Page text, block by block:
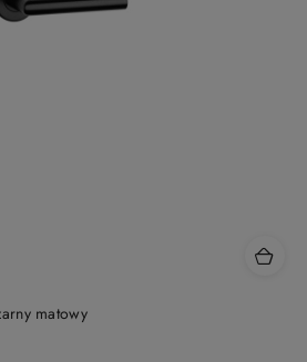
matowy